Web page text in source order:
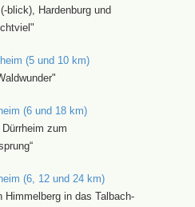
blick), Hardenburg und
(5 und 10 km)
(6 und 18 km)
Dürrheim zum
(6, 12 und 24 km)
Himmelberg in das Talbach-